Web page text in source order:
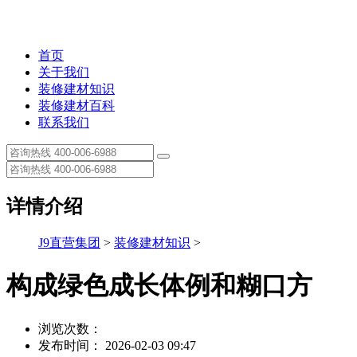
首页
关于我们
装修建材知识
装修建材百科
联系我们
详情介绍
J9直营集团 > 装修建材知识 >
构成绿色成长体例和糊口方
浏览次数：
发布时间： 2026-02-03 09:47